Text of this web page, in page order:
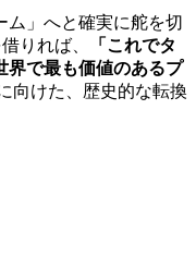
ム」へと確実に舵を切
りれば、
「これでタ
界で最も価値のあるプ
向けた、歴史的な転換